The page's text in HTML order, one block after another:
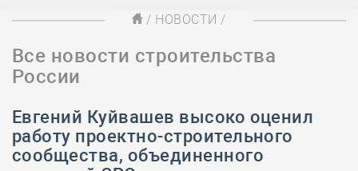
/ НОВОСТИ /
Все новости строительства
России
Евгений Куйвашев высоко оценил
работу проектно-строительного
сообщества, объединенного